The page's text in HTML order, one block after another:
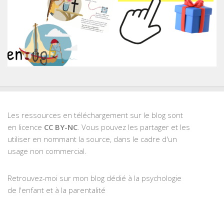
Les ressources en téléchargement sur le blog sont
en licence CC BY-NC. Vous pouvez les partager et les
utiliser en nommant la source, dans le cadre d'un
usage non commercial.
Retrouvez-moi sur mon blog dédié à la psychologie
de l'enfant et à la parentalité